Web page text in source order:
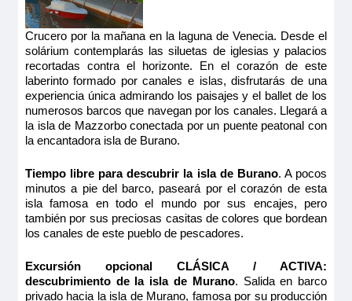
Crucero por la mañana en la laguna de Venecia. Desde el
solárium contemplarás las siluetas de iglesias y palacios
recortadas contra el horizonte. En el corazón de este
laberinto formado por canales e islas, disfrutarás de una
experiencia única admirando los paisajes y el ballet de los
numerosos barcos que navegan por los canales. Llegará a
la isla de Mazzorbo conectada por un puente peatonal con
la encantadora isla de Burano.
Tiempo libre para descubrir la isla de Burano. A pocos
minutos a pie del barco, paseará por el corazón de esta
isla famosa en todo el mundo por sus encajes, pero
también por sus preciosas casitas de colores que bordean
los canales de este pueblo de pescadores.
Excursión opcional CLÁSICA / ACTIVA:
descubrimiento de la isla de Murano. Salida en barco
privado hacia la isla de Murano, famosa por su producción